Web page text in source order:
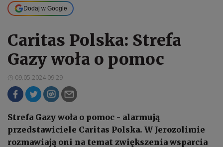
Dodaj w Google
Caritas Polska: Strefa
Gazy woła o pomoc
09.05.2024 09:29
Strefa Gazy woła o pomoc - alarmują
przedstawiciele Caritas Polska. W Jerozolimie
rozmawiają oni na temat zwiększenia wsparcia